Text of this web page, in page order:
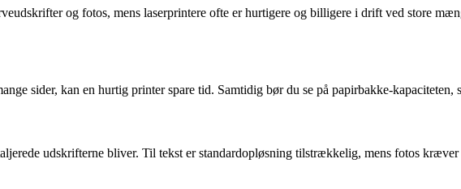
og fotos, mens laserprintere ofte er hurtigere og billigere i drift ved store
sider, kan en hurtig printer spare tid. Samtidig bør du se på papirbakke-
udskrifterne bliver. Til tekst er standardopløsning tilstrækkelig, mens fotos